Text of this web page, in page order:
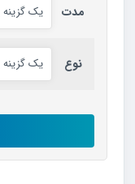
مدت
نوع
اکانت
رایگان